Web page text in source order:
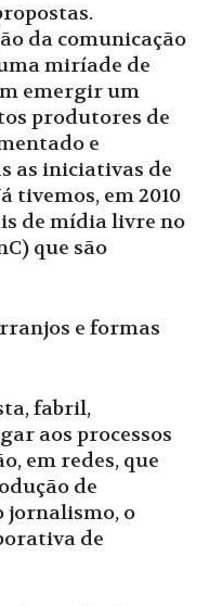
da comunicação
miríade de
emergir um
produtores de
e
as iniciativas de
tivemos, em 2010
de mídia livre no
que são
e formas
fabril,
aos processos
em redes, que
de
jornalismo, o
de